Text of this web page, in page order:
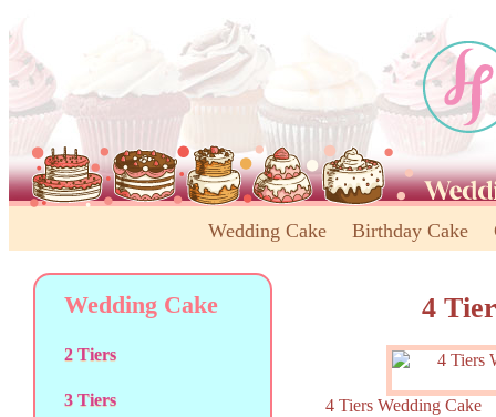
Wedding Cake Birthday Cake
Wedding Cake
2 Tiers
3 Tiers
4
4 Tiers Wedding